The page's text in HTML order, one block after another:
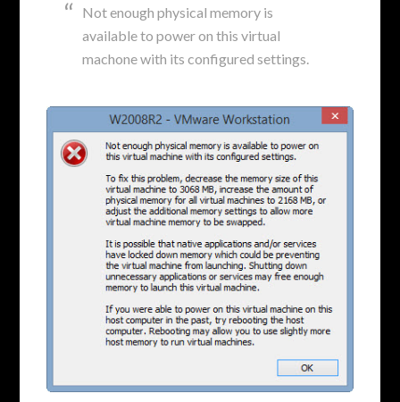
Not enough physical memory is
available to power on this virtual
machone with its configured settings.